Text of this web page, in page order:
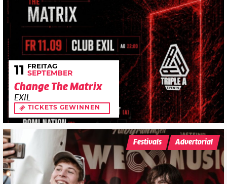
11 FREITAG
SEPTEMBER
Change The Matrix
EXIL
TICKETS GEWINNEN
Festivals Advertorial